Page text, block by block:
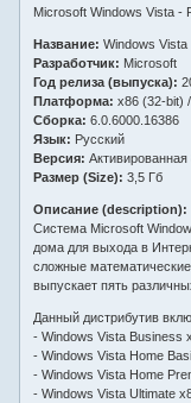
Microsoft Windows Vista -
Название: Windows Vista
Разработчик: Microsoft
Год релиза (выпуска):
Платформа: x86 (32-bit)
Сборка: 6.0.6000.16386
Язык: Русский
Версия: Активированная
Размер (Size): 3,5 Гб
Описание (description):
Система Microsoft
дома для выхода в
сложные
выпускает пять
Данный дистрибутив
- Windows Vista Business
- Windows Vista Home
- Windows Vista Home
- Windows Vista Ultimate